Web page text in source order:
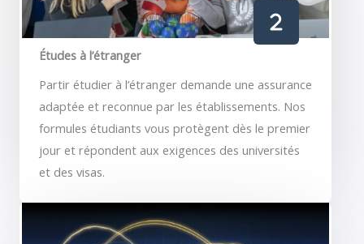
Études à l’étranger
Partir étudier à l’étranger demande une assurance
adaptée et reconnue par les établissements. Nos
formules étudiants vous protègent dès le premier
jour et répondent aux exigences des universités
et des visas.